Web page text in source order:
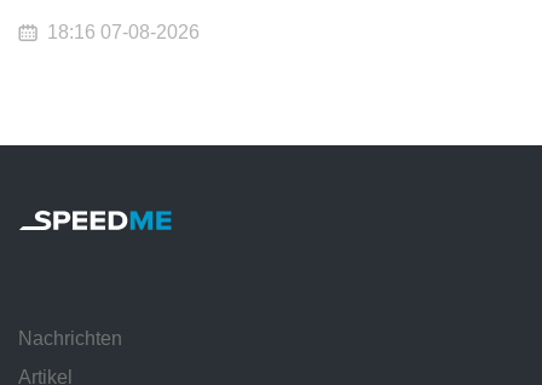
18:16 07-08-2026
Nachrichten
Artikel